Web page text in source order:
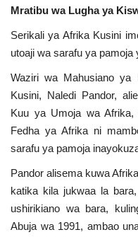
Kanuni na Masharti ya
Nasser
Waanzilishi
Raia wa ulimwengu
Nyaraka
Nafasi
Mratibu wa Lugha ya
Serikali ya Afrika Kusini
utoaji wa sarafu ya
Waziri wa Mahusiano ya
Kusini, Naledi Pandor,
Kuu ya Umoja wa
Fedha ya Afrika ni
sarafu ya pamoja
Pandor alisema kuwa
katika kila jukwaa la
ushirikiano wa bara,
Abuja wa 1991, ambao